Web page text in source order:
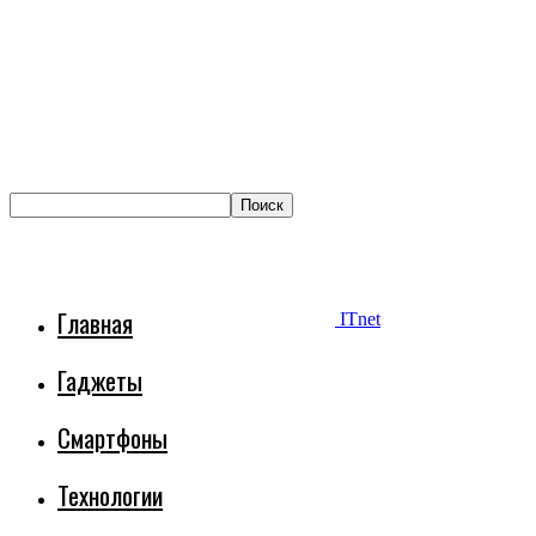
ITnet
Главная
Гаджеты
Смартфоны
Технологии